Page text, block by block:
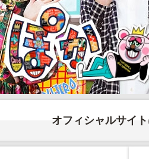
オフィシャルサイ